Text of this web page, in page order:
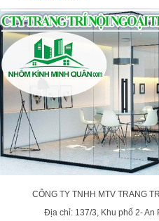
CÔNG TY TNHH MTV TRANG
Địa chỉ: 137/3, Khu phố 2- An